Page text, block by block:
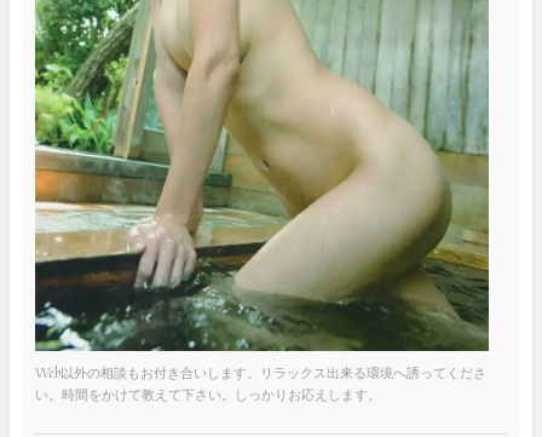
Web以外の相談もお付き合いします。リラックス出来る環境へ誘ってくださ
い。時間をかけて教えて下さい。しっかりお応えします。